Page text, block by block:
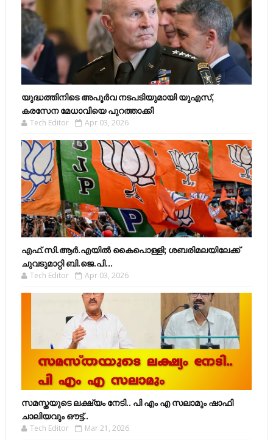
യുദ്ധത്തിനിടെ അപൂർവ നടപടിയുമായി യുഎസ്,
കരസേന മേധാവിയെ പുറത്താക്കി
Tech Editor Apr 03, 2026
എഫ്​.സി.ആർ.എയിൽ കൈപൊള്ളി; ശബരിമലയിലേക്ക്​
ചുവടുമാറ്റി ബി.ജെ.പി...
Tech Editor Apr 03, 2026
സമസ്തയുടെ ലക്ഷ്യം നേടി.. പി എം എ സലാമും ഷാഫി
ചാലിയവും ഔട്ട്..
Tech Editor Mar 21, 2026